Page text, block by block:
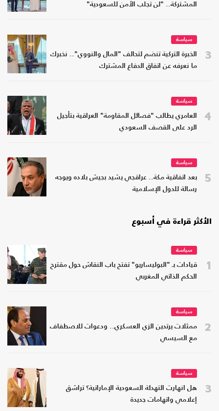
المشتركة.. "لن تجلب الأمن للسعودية"
3
سياسة
الخبرة التركية تنضم لتحالف "المال والنووي".. نخبرك
ما نعرفه عن اتفاق الدفاع المشترك
4
سياسة
العامري يطالب "فصائل المقاومة" العراقية بتأجيل
الرد على القصف السعودي
5
سياسة
بعد اتفاقية مكة.. عراقجي يشيد بجيش بلاده ويوجه
رسالة للدول الإسلامية
الأكثر قراءة في أسبوع
1
سياسة
قيادات بـ "البوليساريو" تفتح باب النقاش حول مقترح
الحكم الذاتي المغربي
2
سياسة
ممثلات يرتدين الزي العسكري.. ودعوات للاصطفاف
مع السيسي
3
سياسة
هل انهارت التهدئة السعودية الإماراتية؟ تراشق
إعلامي واتهامات جديدة